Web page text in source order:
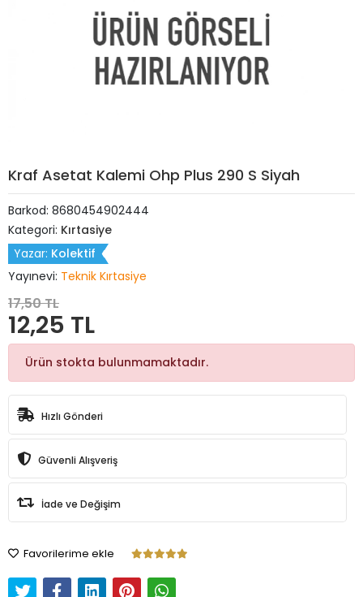
Kraf Asetat Kalemi Ohp Plus 290 S Siyah
Barkod: 8680454902444
Kategori: Kırtasiye
Yazar: Kolektif
Yayınevi: Teknik Kırtasiye
17,50 TL
12,25 TL
Ürün stokta bulunmamaktadır.
Hızlı Gönderi
Güvenli Alışveriş
İade ve Değişim
Favorilerime ekle